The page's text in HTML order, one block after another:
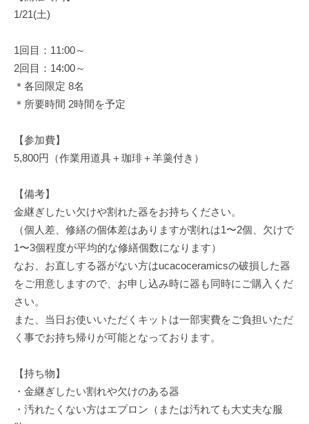
1/21(土)
1回目：11:00～
2回目：14:00～
＊各回限定 8名
＊所要時間 2時間を予定
【参加費】
5,800円（作業用道具＋珈琲＋羊羹付き）
【備考】
金継ぎしたい欠けや割れた器をお持ちください。
（個人差、修繕の個体差はありますが割れは1〜2個、欠けで
1〜3個程度が平均的な修繕個数になります）‬
なお、お直しする器がない方はucacoceramicsの破損した器
をご用意しますので、お申し込み時に器も同時にご購入くだ
さい。
また、当日お使いいただくキットは一部実費をご負担いただ
く事でお持ち帰りが可能となっております。
【持ち物】
・金継ぎしたい割れや欠けのある器
・汚れたくない方はエプロン（または汚れても大丈夫な服